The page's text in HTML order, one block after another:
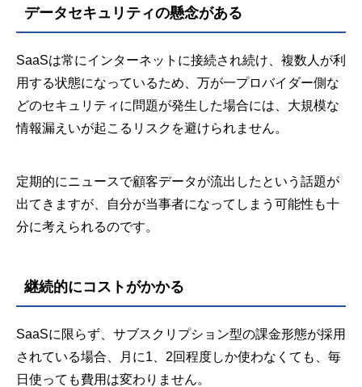
データセキュリティの懸念がある
SaaSは常にインターネットに接続され続け、複数人が利
用する状態になっているため、万が一プロバイダー側な
どのセキュリティに問題が発生した場合には、大規模な
情報漏えいが起こるリスクを避けられません。
定期的にニュースで顧客データが流出したという話題が
出てきますが、自分が当事者になってしまう可能性も十
分に考えられるのです。
継続的にコストがかかる
SaaSに限らず、サブスクリプション型の課金形態が採用
されている場合、月に1、2回程度しか使わなくても、毎
日使っても費用は変わりません。